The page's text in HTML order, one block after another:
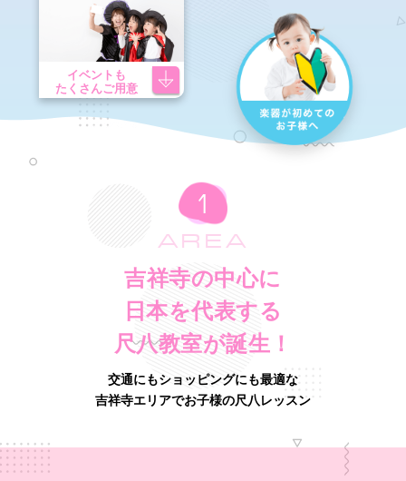
イベントも
たくさんご用意
AREA
吉祥寺の中心に
日本を代表する
尺八教室が誕生！
交通にもショッピングにも最適な
吉祥寺エリアでお子様の尺八レッスン